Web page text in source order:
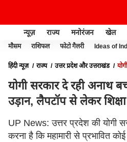
न्यूज़ राज्य मनोरंजन खेल
मौसम राशिफल फोटो गैलरी Ideas of
हिंदी न्यूज़ राज्य उत्तर प्रदेश और उत्तराखंड
योगी सरकार दे रही अनाथ
उड़ान, लैपटॉप से लेकर
UP News: उत्तर प्रदेश की योगी
करना है कि महामारी से प्रभावित